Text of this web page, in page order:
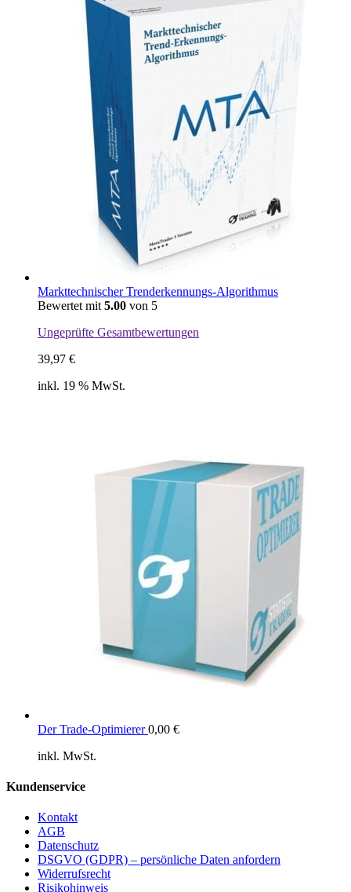
Markttechnischer Trenderkennungs-Algorithmus
Bewertet mit 5.00 von 5
Ungeprüfte Gesamtbewertungen
39,97 €
inkl. 19 % MwSt.
Der Trade-Optimierer 0,00 €
inkl. MwSt.
Kundenservice
Kontakt
AGB
Datenschutz
DSGVO (GDPR) – persönliche Daten anfordern
Widerrufsrecht
Risikohinweis